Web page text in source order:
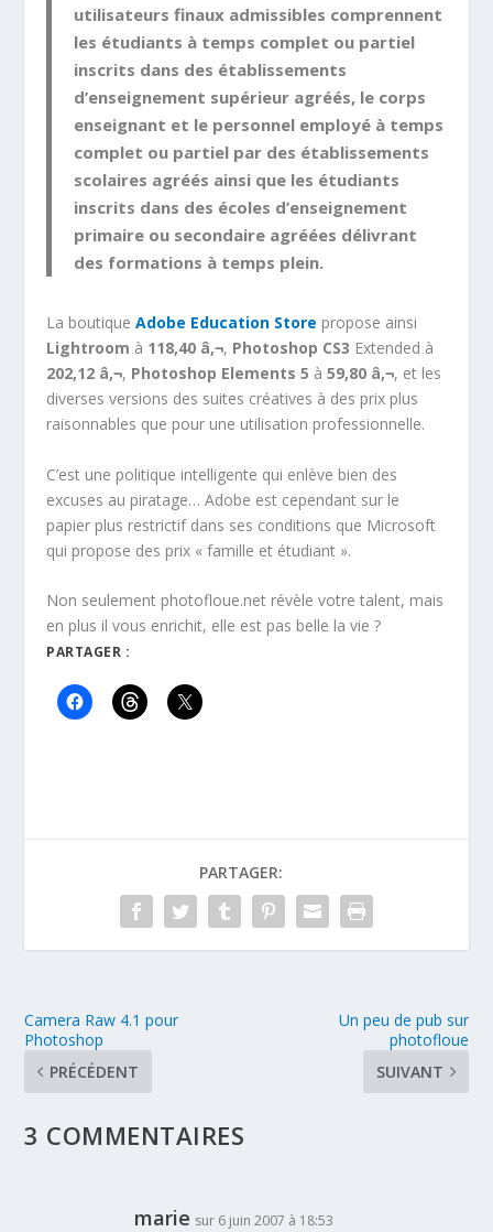
utilisateurs finaux admissibles comprennent
les étudiants à temps complet ou partiel
inscrits dans des établissements
d’enseignement supérieur agréés, le corps
enseignant et le personnel employé à temps
complet ou partiel par des établissements
scolaires agréés ainsi que les étudiants
inscrits dans des écoles d’enseignement
primaire ou secondaire agréées délivrant
des formations à temps plein.
La boutiqueAdobe Education Store propose ainsi
Lightroom à 118,40 â‚¬, Photoshop CS3 Extended à
202,12 â‚¬, Photoshop Elements 5 à59,80 â‚¬, et les
diverses versions des suites créatives à des prix plus
raisonnables que pour une utilisation professionnelle.
C’est une politique intelligente qui enlève bien des
excuses au piratage… Adobe est cependant sur le
papier plus restrictif dans ses conditions que Microsoft
qui propose des prix « famille et étudiant ».
Non seulement photofloue.net révèle votre talent, mais
en plus il vous enrichit, elle est pas belle la vie ?
PARTAGER :
PARTAGER:
Camera Raw 4.1 pour
Photoshop
PRÉCÉDENT
Un peu de pub sur
photofloue
SUIVANT
3 COMMENTAIRES
marie sur 6 juin 2007 à 18:53